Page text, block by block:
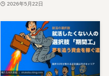
2026年5月22日